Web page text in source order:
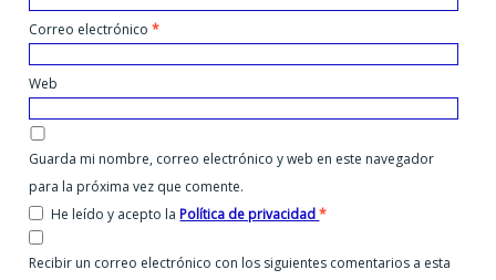
Correo electrónico*
Web
Guarda mi nombre, correo electrónico y web en este navegador
para la próxima vez que comente.
He leído y acepto laPolítica de privacidad*
Recibir un correo electrónico con los siguientes comentarios a esta